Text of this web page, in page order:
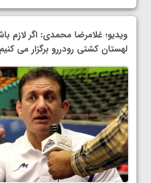
ویدیو؛ غلامرضا محمدی: اگر لازم
لهستان کشتی رودررو برگزار می کنیم